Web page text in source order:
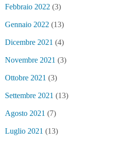
Febbraio 2022 (3)
Gennaio 2022 (13)
Dicembre 2021 (4)
Novembre 2021 (3)
Ottobre 2021 (3)
Settembre 2021 (13)
Agosto 2021 (7)
Luglio 2021 (13)